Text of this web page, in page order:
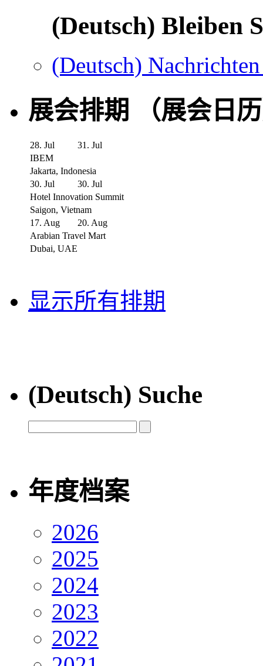
(Deutsch) Bleiben
(Deutsch)
展会排期 （展会日
28. Jul
31. Jul
IBEM
Jakarta, Indonesia
30. Jul
30. Jul
Hotel Innovation Summit
Saigon, Vietnam
17. Aug
20. Aug
Arabian Travel Mart
Dubai, UAE
显示所有排期
(Deutsch) Suche
年度档案
2026
2025
2024
2023
2022